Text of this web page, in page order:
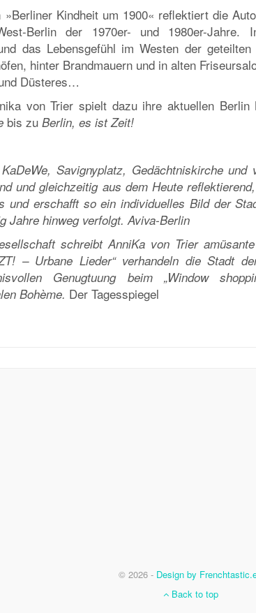
Kindheit um 1900« reflektiert die
Berlin der 1970er- und 1980er-Jahre.
das Lebensgefühl im Westen der
hinter Brandmauern und in alten
Düsteres…
von Trier spielt dazu ihre aktuellen Berlin
bis zu Berlin, es ist Zeit!
Savignyplatz, Gedächtniskirche
und gleichzeitig aus dem Heute
und erschafft so ein individuelles Bild der
Jahre hinweg verfolgt.Aviva-Berlin
schreibt AnniKa von Trier
– Urbane Lieder“ verhandeln die Stadt
Genugtuung beim „Window
Bohème. Der Tagesspiegel
© 2026 - Design by
Back to top